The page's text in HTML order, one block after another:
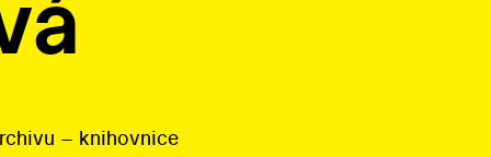
dědictví
– knihovnice